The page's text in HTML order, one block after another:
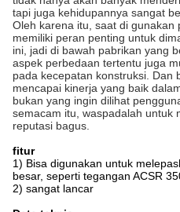
tapi juga kehidupannya sangat
Oleh karena itu, saat di
memiliki peran penting untuk
ini, jadi di bawah pabrikan yang
aspek perbedaan tertentu juga
pada kecepatan konstruksi. Dan
mencapai kinerja yang baik
bukan yang ingin dilihat
semacam itu, waspadalah untuk
reputasi bagus.
fitur
1) Bisa digunakan untuk
besar, seperti tegangan ACSR
2) sangat lancar